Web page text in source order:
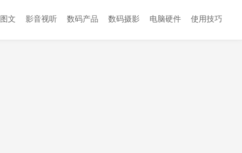
图文 影音视听 数码产品 数码摄影 电脑硬件 使用技巧